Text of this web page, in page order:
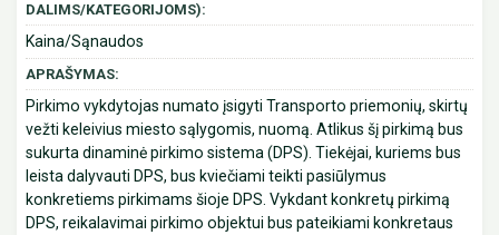
DALIMS/KATEGORIJOMS):
Kaina/Sąnaudos
APRAŠYMAS:
Pirkimo vykdytojas numato įsigyti Transporto priemonių, skirtų
vežti keleivius miesto sąlygomis, nuomą. Atlikus šį pirkimą bus
sukurta dinaminė pirkimo sistema (DPS). Tiekėjai, kuriems bus
leista dalyvauti DPS, bus kviečiami teikti pasiūlymus
konkretiems pirkimams šioje DPS. Vykdant konkretų pirkimą
DPS, reikalavimai pirkimo objektui bus pateikiami konkretaus